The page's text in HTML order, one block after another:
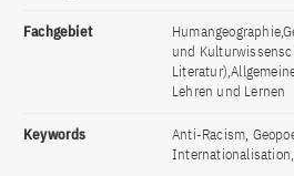
Fachgebiet
und
Lehren und Lernen
Keywords
Anti-Racism,